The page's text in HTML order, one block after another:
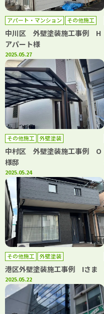
アパート・マンション
その他施工
外壁塗装
中川区 外壁塗装施工事例 H
アパート様
2025.05.27
その他施工 外壁塗装
中村区 外壁塗装施工事例 O
様邸
2025.05.24
その他施工 外壁塗装
港区外壁塗装施工事例 Iさま
2025.05.22